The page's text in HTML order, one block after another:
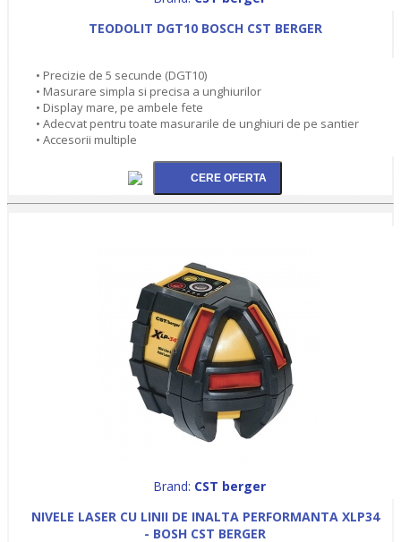
TEODOLIT DGT10 BOSCH CST BERGER
• Precizie de 5 secunde (DGT10)
• Masurare simpla si precisa a unghiurilor
• Display mare, pe ambele fete
• Adecvat pentru toate masurarile de unghiuri de pe santier
• Accesorii multiple
Brand: CST berger
NIVELE LASER CU LINII DE INALTA PERFORMANTA XLP34
- BOSH CST BERGER